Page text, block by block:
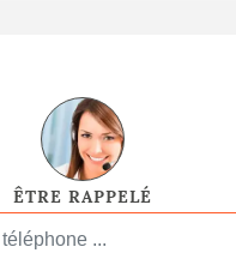
ÊTRE RAPPELÉ